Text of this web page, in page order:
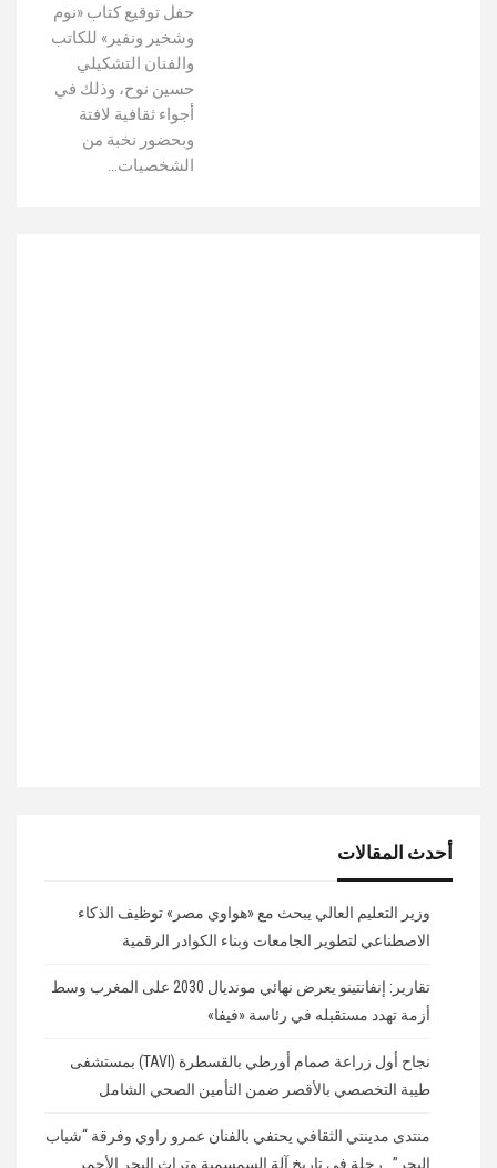
حفل توقيع كتاب «نوم
وشخير ونفير» للكاتب
والفنان التشكيلي
حسين نوح، وذلك في
أجواء ثقافية لافتة
وبحضور نخبة من
الشخصيات…
أحدث المقالات
وزير التعليم العالي يبحث مع «هواوي مصر» توظيف الذكاء
الاصطناعي لتطوير الجامعات وبناء الكوادر الرقمية
تقارير: إنفانتينو يعرض نهائي مونديال 2030 على المغرب وسط
أزمة تهدد مستقبله في رئاسة «فيفا»
نجاح أول زراعة صمام أورطي بالقسطرة (TAVI) بمستشفى
طيبة التخصصي بالأقصر ضمن التأمين الصحي الشامل
منتدى مدينتي الثقافي يحتفي بالفنان عمرو راوي وفرقة “شباب
البحر”.. رحلة في تاريخ آلة السمسمية وتراث البحر الأحمر